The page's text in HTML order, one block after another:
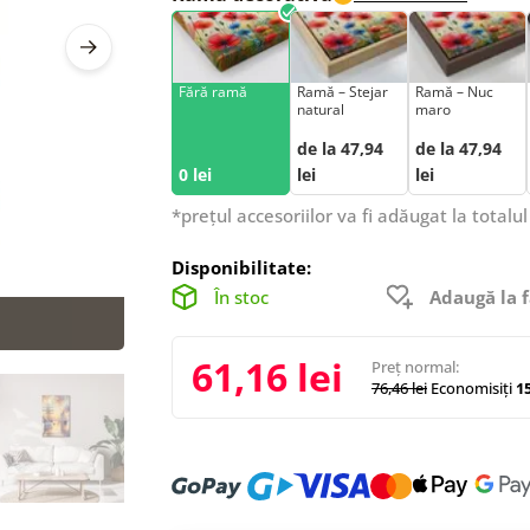
Fără ramă
0 lei
Ramă – Stejar
natural
de la 47,94
lei
Ramă – Nuc
maro
de la 47,94
lei
*prețul accesoriilor va fi adăugat la totalul
Disponibilitate:
În stoc
Adaugă la
61,16 lei
Preț normal:
76,46 lei Economisiți